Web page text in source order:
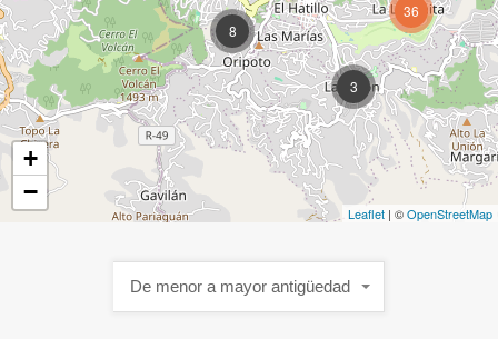
8
36
3
+
−
Leaflet | ©OpenStreetMap
De menor a mayor antigüedad